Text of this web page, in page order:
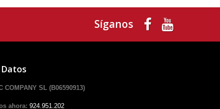
Síganos
COMPANY SL (B06590913)
ahora: 924.951.202